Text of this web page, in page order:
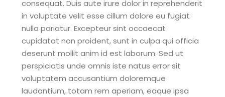
consequat. Duis aute irure dolor in reprehenderit
in voluptate velit esse cillum dolore eu fugiat
nulla pariatur. Excepteur sint occaecat
cupidatat non proident, sunt in culpa qui officia
deserunt mollit anim id est laborum. Sed ut
perspiciatis unde omnis iste natus error sit
voluptatem accusantium doloremque
laudantium, totam rem aperiam, eaque ipsa